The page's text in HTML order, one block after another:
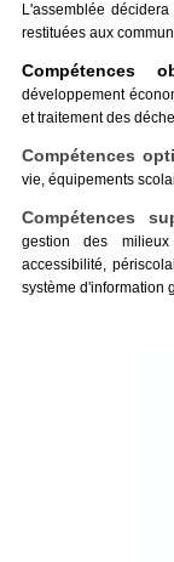
L'assemblée
restituées aux
Compétences
développement
et traitement des
Compétences
vie, équipements
Compétences
gestion des
accessibilité,
système d'information